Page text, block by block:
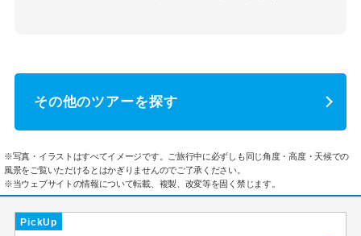
その他のツアーを探す
※写真・イラストはすべてイメージです。ご旅行中に必ずしも同じ角度・高度・天候での
風景をご覧いただけるとはかぎりませんのでご了承ください。
※当ウェブサイトの情報について転載、複製、改変等を固く禁じます。
PickUp